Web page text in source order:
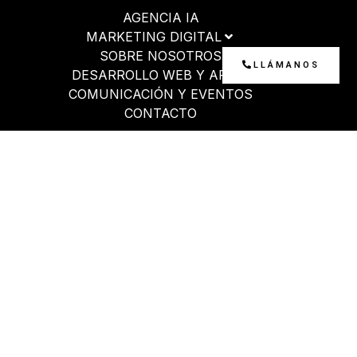
AGENCIA IA
MARKETING DIGITAL
SOBRE NOSOTROS
DESARROLLO WEB Y APP
COMUNICACIÓN Y EVENTOS
CONTACTO
LLÁMANOS